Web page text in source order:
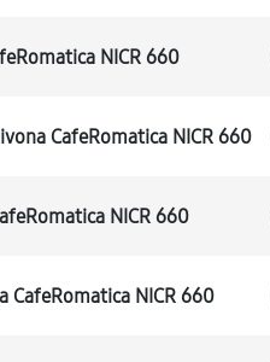
NICR 660
CafeRomatica NICR 660
NICR 660
NICR 660